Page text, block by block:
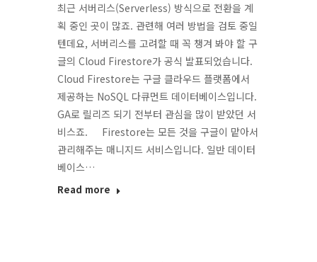
최근 서버리스(Serverless) 방식으로 전환을 계
획 중인 곳이 많죠. 관련해 여러 방법을 검토 중일
텐데요, 서버리스를 고려할 때 꼭 챙겨 봐야 할 구
글의 Cloud Firestore가 공식 발표되었습니다.
Cloud Firestore는 구글 클라우드 플랫폼에서
제공하는 NoSQL 다큐먼트 데이터베이스입니다.
GA로 릴리즈 되기 전부터 관심을 많이 받았던 서
비스죠. Firestore는 모든 것을 구글이 맡아서
관리해주는 매니지드 서비스입니다. 일반 데이터
베이스…
Read more